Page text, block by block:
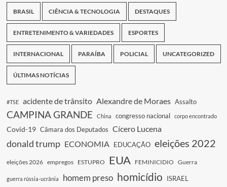
BRASIL CIÊNCIA & TECNOLOGIA DESTAQUES
ENTRETENIMENTO & VARIEDADES ESPORTES
INTERNACIONAL PARAÍBA POLICIAL UNCATEGORIZED
ÚLTIMAS NOTÍCIAS
#TSE acidente de trânsito Alexandre de Moraes Assalto
CAMPINA GRANDE China congresso nacional corpo encontrado
Covid-19 Câmara dos Deputados Cícero Lucena
donald trump ECONOMIA EDUCAÇÃO eleições 2022
eleições 2026 empregos ESTUPRO EUA FEMINICIDIO Guerra
guerra rússia-ucrânia homem preso homicídio ISRAEL